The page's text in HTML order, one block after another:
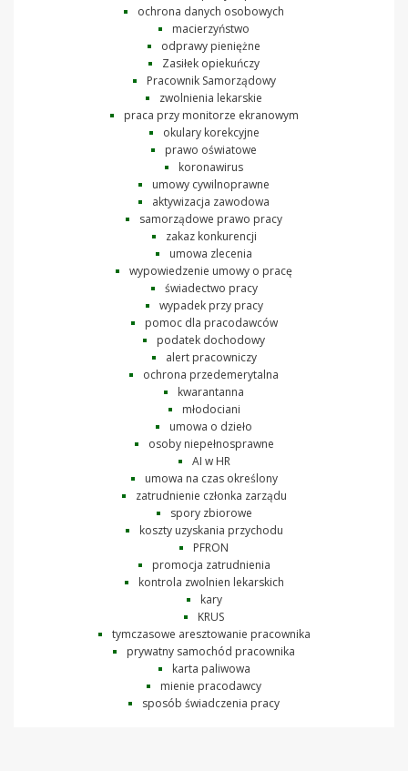
ochrona danych osobowych
macierzyństwo
odprawy pieniężne
Zasiłek opiekuńczy
Pracownik Samorządowy
zwolnienia lekarskie
praca przy monitorze ekranowym
okulary korekcyjne
prawo oświatowe
koronawirus
umowy cywilnoprawne
aktywizacja zawodowa
samorządowe prawo pracy
zakaz konkurencji
umowa zlecenia
wypowiedzenie umowy o pracę
świadectwo pracy
wypadek przy pracy
pomoc dla pracodawców
podatek dochodowy
alert pracowniczy
ochrona przedemerytalna
kwarantanna
młodociani
umowa o dzieło
osoby niepełnosprawne
AI w HR
umowa na czas określony
zatrudnienie członka zarządu
spory zbiorowe
koszty uzyskania przychodu
PFRON
promocja zatrudnienia
kontrola zwolnien lekarskich
kary
KRUS
tymczasowe aresztowanie pracownika
prywatny samochód pracownika
karta paliwowa
mienie pracodawcy
sposób świadczenia pracy